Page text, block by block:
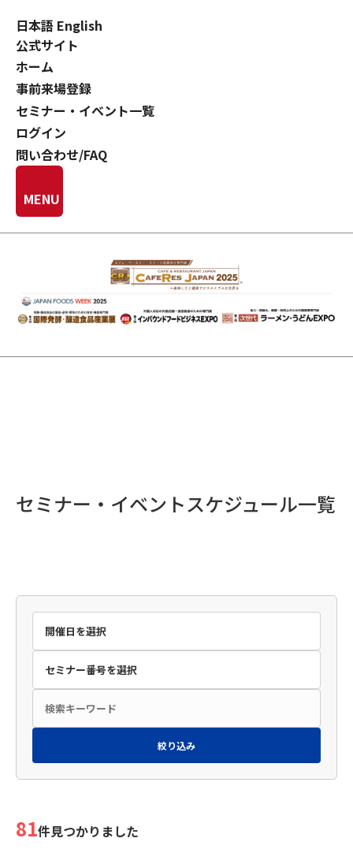
日本語 English
公式サイト
ホーム
事前来場登録
セミナー・イベント一覧
ログイン
問い合わせ/FAQ
MENU
セミナー・イベントスケジュール一覧
絞り込み
81件見つかりました